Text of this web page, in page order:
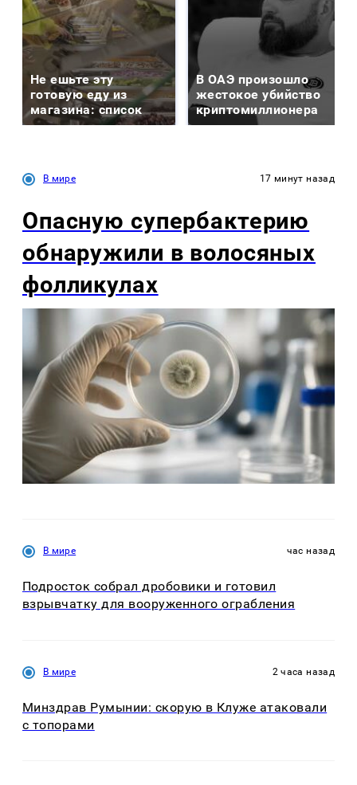
Не ешьте эту
готовую еду из
магазина: список
В ОАЭ произошло
жестокое убийство
криптомиллионера
В мире 17 минут назад
Опасную супербактерию
обнаружили в волосяных
фолликулах
В мире час назад
Подросток собрал дробовики и готовил
взрывчатку для вооруженного ограбления
В мире 2 часа назад
Минздрав Румынии: скорую в Клуже атаковали
с топорами